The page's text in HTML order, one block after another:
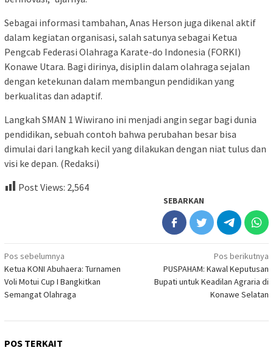
Sebagai informasi tambahan, Anas Herson juga dikenal aktif
dalam kegiatan organisasi, salah satunya sebagai Ketua
Pengcab Federasi Olahraga Karate-do Indonesia (FORKI)
Konawe Utara. Bagi dirinya, disiplin dalam olahraga sejalan
dengan ketekunan dalam membangun pendidikan yang
berkualitas dan adaptif.
Langkah SMAN 1 Wiwirano ini menjadi angin segar bagi dunia
pendidikan, sebuah contoh bahwa perubahan besar bisa
dimulai dari langkah kecil yang dilakukan dengan niat tulus dan
visi ke depan. (Redaksi)
Post Views: 2,564
SEBARKAN
Navigasi
pos
Pos sebelumnya
Ketua KONI Abuhaera: Turnamen
Voli Motui Cup I Bangkitkan
Semangat Olahraga
Pos berikutnya
PUSPAHAM: Kawal Keputusan
Bupati untuk Keadilan Agraria di
Konawe Selatan
POS TERKAIT